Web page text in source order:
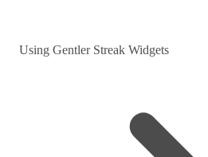
Using Gentler Streak Widgets